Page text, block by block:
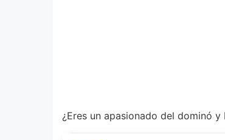
¿Eres un apasionado del dominó